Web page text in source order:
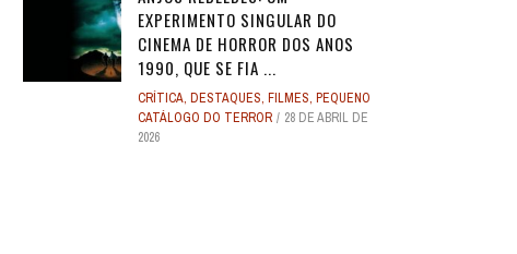
EXPERIMENTO SINGULAR DO
CINEMA DE HORROR DOS ANOS
1990, QUE SE FIA ...
CRÍTICA, DESTAQUES, FILMES, PEQUENO
CATÁLOGO DO TERROR
28 DE ABRIL DE
2026